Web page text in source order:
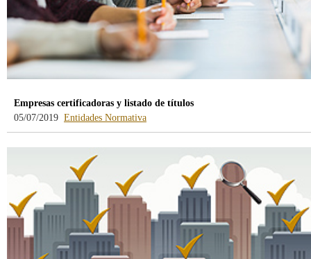
Empresas certificadoras y listado de títulos
05/07/2019 Entidades-
blog
/webcb/Blog/Otras/Entidades
Normativa-
blog
/webcb/Blog/Otras/Normativa